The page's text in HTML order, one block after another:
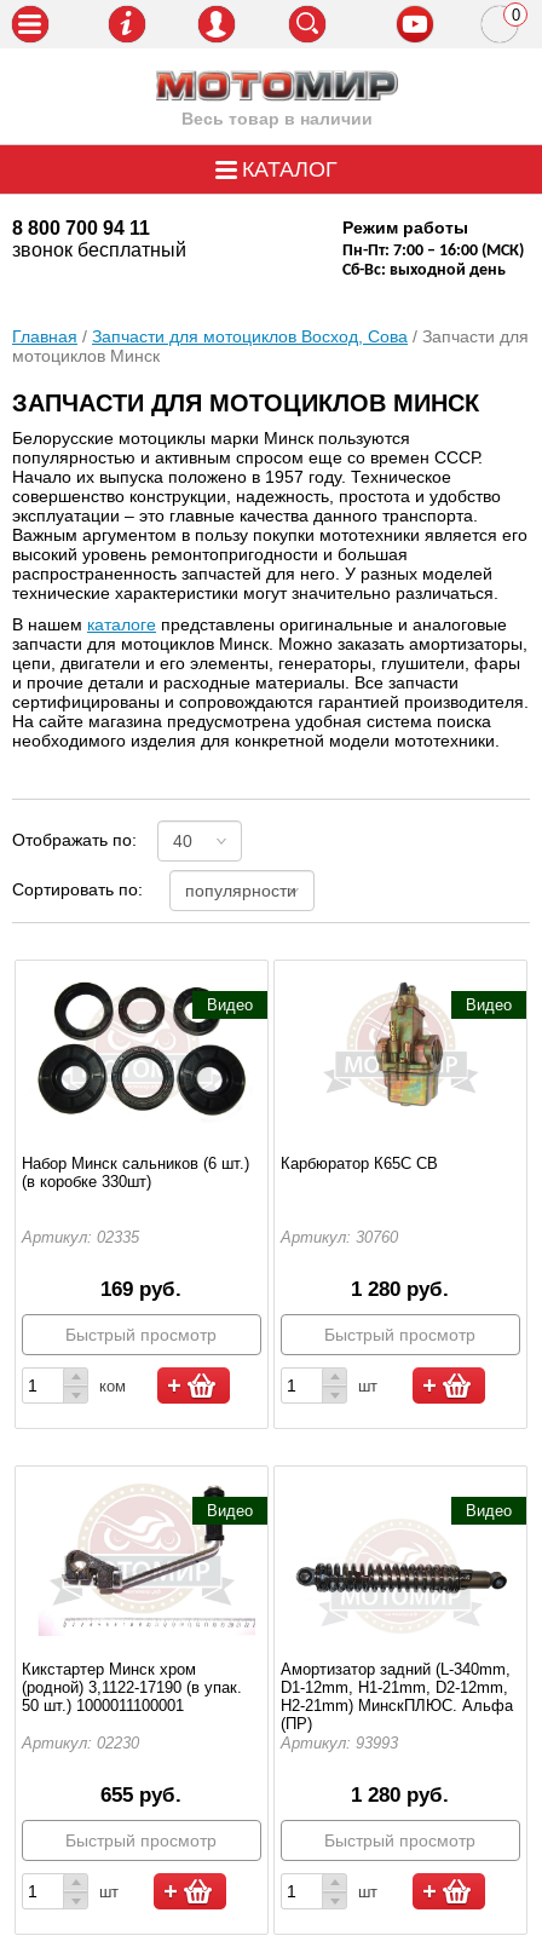
Весь товар в наличии
8 800 700 94 11
звонок бесплатный
Режим работы
Пн-Пт: 7:00 – 16:00 (МСК)
Сб-Вс: выходной день
0
КАТАЛОГ
Главная / Запчасти для мотоциклов Восход, Сова / Запчасти для
мотоциклов Минск
ЗАПЧАСТИ ДЛЯ МОТОЦИКЛОВ МИНСК
Белорусские мотоциклы марки Минск пользуются
популярностью и активным спросом еще со времен СССР.
Начало их выпуска положено в 1957 году. Техническое
совершенство конструкции, надежность, простота и удобство
эксплуатации – это главные качества данного транспорта.
Важным аргументом в пользу покупки мототехники является его
высокий уровень ремонтопригодности и большая
распространенность запчастей для него. У разных моделей
технические характеристики могут значительно различаться.
В нашем каталоге представлены оригинальные и аналоговые
запчасти для мотоциклов Минск. Можно заказать амортизаторы,
цепи, двигатели и его элементы, генераторы, глушители, фары
и прочие детали и расходные материалы. Все запчасти
сертифицированы и сопровождаются гарантией производителя.
На сайте магазина предусмотрена удобная система поиска
необходимого изделия для конкретной модели мототехники.
Отображать по:
Сортировать по:
Видео
Набор Минск сальников (6 шт.)
(в коробке 330шт)
Артикул: 02335
169 руб.
Быстрый просмотр
ком
Видео
Карбюратор К65С CB
Артикул: 30760
1 280 руб.
Быстрый просмотр
шт
Видео
Кикстартер Минск хром
(родной) 3,1122-17190 (в упак.
50 шт.) 1000011100001
Артикул: 02230
655 руб.
Быстрый просмотр
шт
Видео
Амортизатор задний (L-340mm,
D1-12mm, H1-21mm, D2-12mm,
H2-21mm) МинскПЛЮС. Альфа
(ПР)
Артикул: 93993
1 280 руб.
Быстрый просмотр
шт